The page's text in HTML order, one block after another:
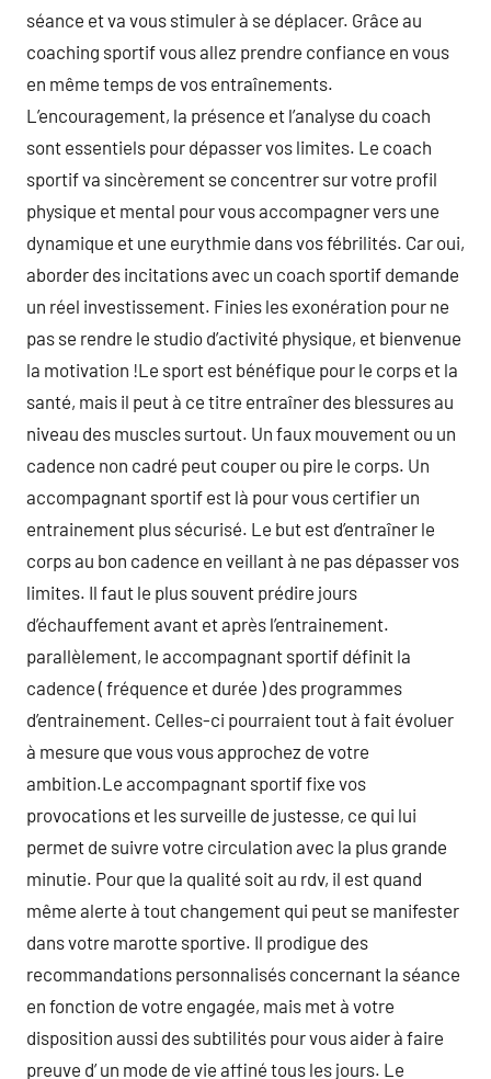
séance et va vous stimuler à se déplacer. Grâce au
coaching sportif vous allez prendre confiance en vous
en même temps de vos entraînements.
L’encouragement, la présence et l’analyse du coach
sont essentiels pour dépasser vos limites. Le coach
sportif va sincèrement se concentrer sur votre profil
physique et mental pour vous accompagner vers une
dynamique et une eurythmie dans vos fébrilités. Car oui,
aborder des incitations avec un coach sportif demande
un réel investissement. Finies les exonération pour ne
pas se rendre le studio d’activité physique, et bienvenue
la motivation !Le sport est bénéfique pour le corps et la
santé, mais il peut à ce titre entraîner des blessures au
niveau des muscles surtout. Un faux mouvement ou un
cadence non cadré peut couper ou pire le corps. Un
accompagnant sportif est là pour vous certifier un
entrainement plus sécurisé. Le but est d’entraîner le
corps au bon cadence en veillant à ne pas dépasser vos
limites. Il faut le plus souvent prédire jours
d’échauffement avant et après l’entrainement.
parallèlement, le accompagnant sportif définit la
cadence ( fréquence et durée ) des programmes
d’entrainement. Celles-ci pourraient tout à fait évoluer
à mesure que vous vous approchez de votre
ambition.Le accompagnant sportif fixe vos
provocations et les surveille de justesse, ce qui lui
permet de suivre votre circulation avec la plus grande
minutie. Pour que la qualité soit au rdv, il est quand
même alerte à tout changement qui peut se manifester
dans votre marotte sportive. Il prodigue des
recommandations personnalisés concernant la séance
en fonction de votre engagée, mais met à votre
disposition aussi des subtilités pour vous aider à faire
preuve d’ un mode de vie affiné tous les jours. Le